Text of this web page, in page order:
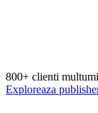
800+ clienti
Exploreaza